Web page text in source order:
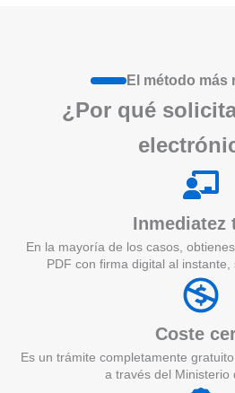
El método más
¿Por qué
Inmediatez
En la mayoría de los casos,
PDF con firma digital al instante,
Coste
Es un trámite completamente
a través del Ministerio